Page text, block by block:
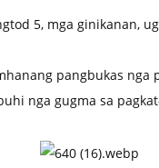
5, mga ginikanan,
pangbukas nga
nga gugma sa